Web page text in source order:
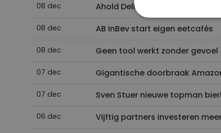
08 dec Ahold Delhaize wil online
08 dec AB InBev start eigen eetcafés
08 dec Geen tool werkt zonder gevoel
07 dec Gigantische doorbraak
07 dec Sven Stuer nieuwe topman
06 dec Vijftig partners investeren
Strikt noodzakelijke
XSRF-TOKEN